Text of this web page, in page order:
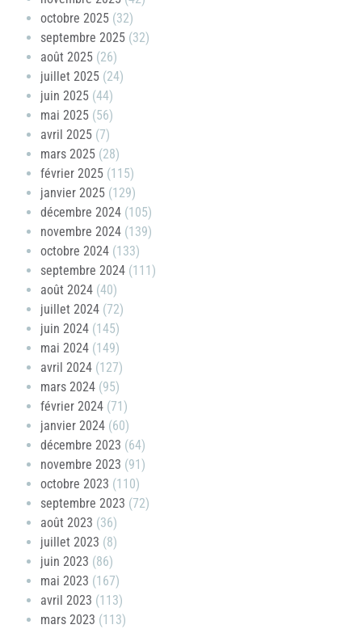
octobre 2025 (32)
septembre 2025 (32)
août 2025 (26)
juillet 2025 (24)
juin 2025 (44)
mai 2025 (56)
avril 2025 (7)
mars 2025 (28)
février 2025 (115)
janvier 2025 (129)
décembre 2024 (105)
novembre 2024 (139)
octobre 2024 (133)
septembre 2024 (111)
août 2024 (40)
juillet 2024 (72)
juin 2024 (145)
mai 2024 (149)
avril 2024 (127)
mars 2024 (95)
février 2024 (71)
janvier 2024 (60)
décembre 2023 (64)
novembre 2023 (91)
octobre 2023 (110)
septembre 2023 (72)
août 2023 (36)
juillet 2023 (8)
juin 2023 (86)
mai 2023 (167)
avril 2023 (113)
mars 2023 (113)